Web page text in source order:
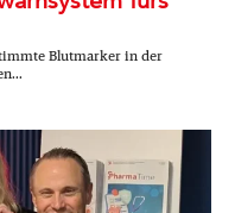
Blutmarker in der